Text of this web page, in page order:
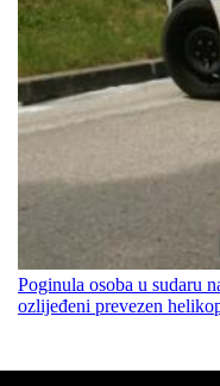
Poginula osoba u sudaru
ozlijeđeni prevezen